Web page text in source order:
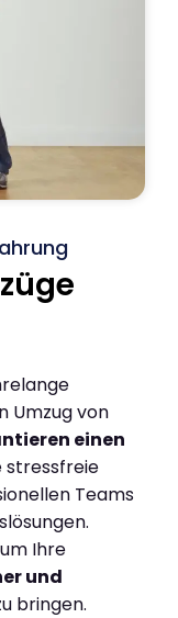
Umzug von
einen
stressfreie
Teams
Ihre
und
bringen.